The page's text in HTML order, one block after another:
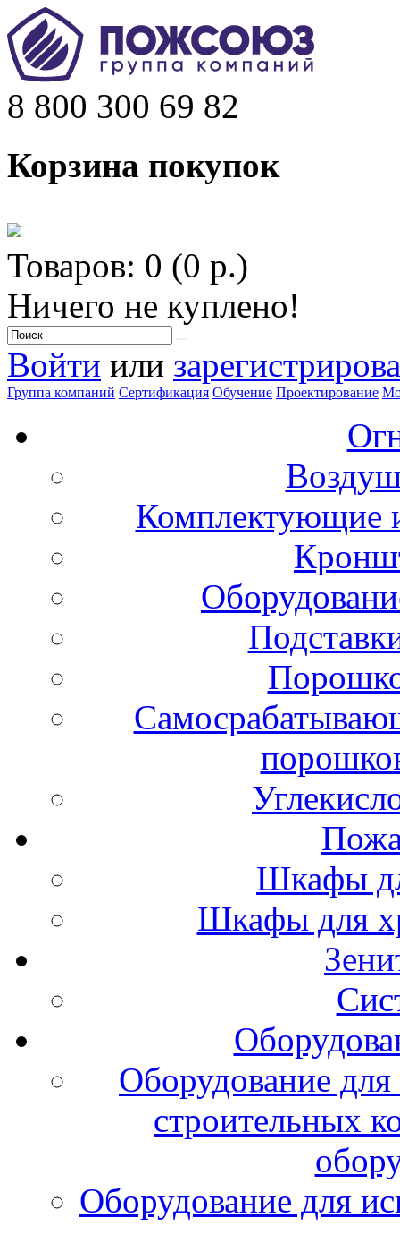
8 800 300 69 82
Корзина покупок
Товаров: 0 (0 р.)
Ничего не куплено!
Войти или
Группа компаний Сертификация Обучение Проектирование
Комплектующие
Шкафы
Шкафы для
Оборудование
строительных
Оборудование для